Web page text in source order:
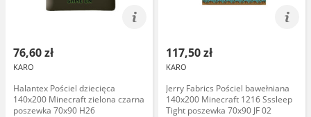
76,60 zł
KARO
Halantex Pościel dziecięca
140x200 Minecraft zielona czarna
poszewka 70x90 H26
117,50 zł
KARO
Jerry Fabrics Pościel bawełniana
140x200 Minecraft 1216 Sssleep
Tight poszewka 70x90 JF 02